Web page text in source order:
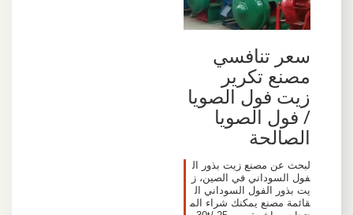
سعر تنافسي
مصنع تكرير
زيت فول الصويا
/ فول الصويا
الصالحة
لبحث عن مصنع زيت بذور ال
فول السوداني في الصين، ز
يت بذور الفول السوداني ال
قائمة مصنع يمكنك شراء الم